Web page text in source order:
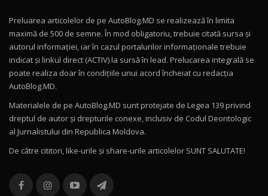
Mercedes-AMG E 53 HYBRID 4MATIC+ / Test
Drive AutoBlog.MD
16:27
11
Noul Volvo ES90 / Test Drive AutoBlog.MD
12
Noul MG HS / Test Drive AutoBlog.MD
16:48
13
combină aventura cu luxul / AutoBlog.MD
36:08
Preluarea articolelor de pe AutoBlog.MD se realizează în limita
maximă de 500 de semne. În mod obligatoriu, trebuie citată sursa și
autorul informației, iar în cazul portalurilor informaționale trebuie
indicat și linkul direct (ACTIV) la sursă în lead. Prelucarea integrală se
poate realiza doar în condițiile unui acord încheiat cu redacţia
AutoBlog.MD.
Materialele de pe AutoBlog.MD sunt protejate de Legea 139 privind
dreptul de autor și drepturile conexe, inclusiv de Codul Deontologic
al Jurnalistului din Republica Moldova.
De către cititori, like-urile şi share-urile articolelor SUNT SALUTATE!